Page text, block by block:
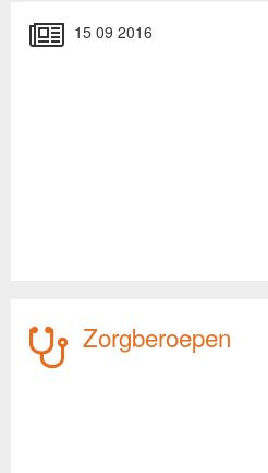
15 09 2016
Zorgberoepen